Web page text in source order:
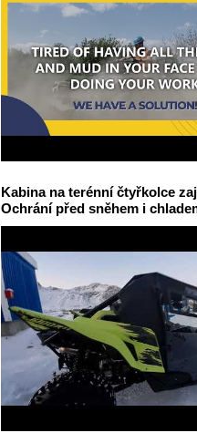
Kabina na terénní čtyřkolce
Ochrání před sněhem i